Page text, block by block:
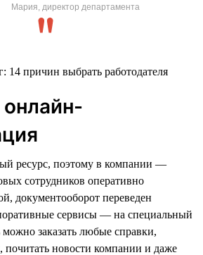
Мария, директор департамента
ресурс, поэтому в компании —
сотрудников оперативно
документооборот переведен
сервисы — на специальный
можно заказать любые справки,
почитать новости компании и даже